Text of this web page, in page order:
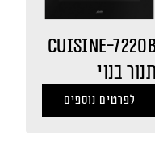
CUISINE-
תנור בנוי
לפרטים נוספים